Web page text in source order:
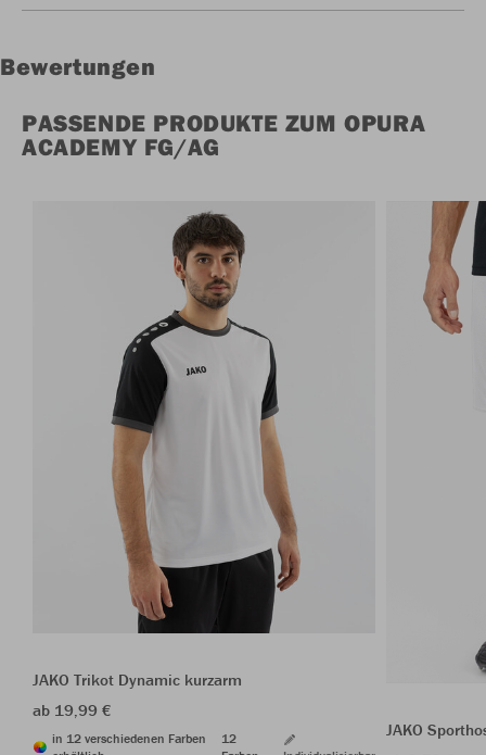
Bewertungen
PASSENDE PRODUKTE ZUM OPURA
ACADEMY FG/AG
JAKO Trikot Dynamic kurzarm
ab 19,99 €
in 12 verschiedenen Farben
12
JAKO